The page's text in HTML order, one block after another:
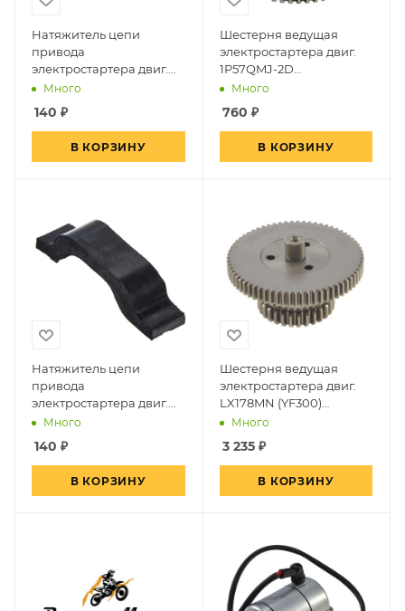
Натяжитель цепи
привода
электростартера двиг.
YX110 см3 (верхний
Много
140 ₽
В КОРЗИНУ
Шестерня ведущая
электростартера двиг.
1P57QMJ-2D
(150см3,вариатор, задн.
Много
760 ₽
В КОРЗИНУ
Натяжитель цепи
привода
электростартера двиг.
YX110 см3 (верхний
Много
140 ₽
В КОРЗИНУ
Шестерня ведущая
электростартера двиг.
LX178MN (YF300)
(вод.охл.)~
Много
3 235₽
В КОРЗИНУ